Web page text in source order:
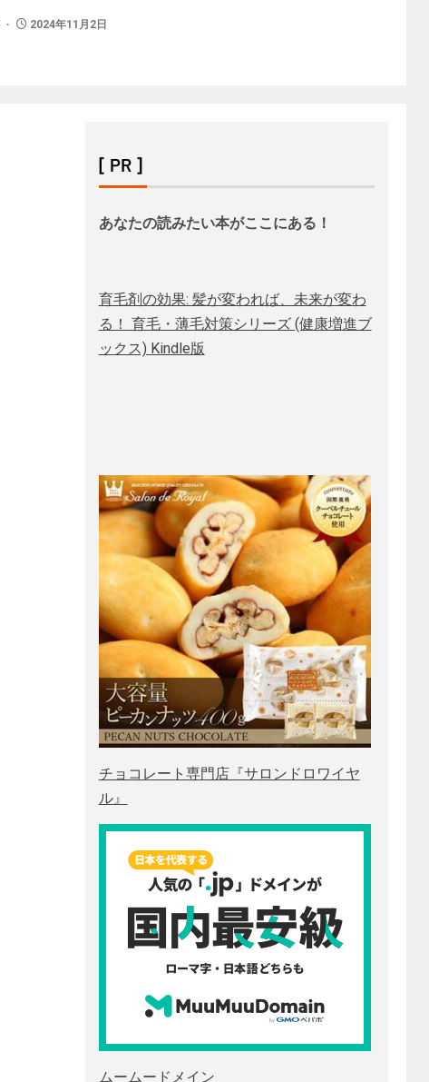
2024年11月2日
[ PR ]
あなたの読みたい本がここにある！
育毛剤の効果: 髪が変われば、未来が変わ
る！ 育毛・薄毛対策シリーズ (健康増進ブ
ックス) Kindle版
チョコレート専門店『サロンドロワイヤ
ル』
ムームードメイン